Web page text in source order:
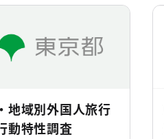
地域別外国人旅行
動特性調査